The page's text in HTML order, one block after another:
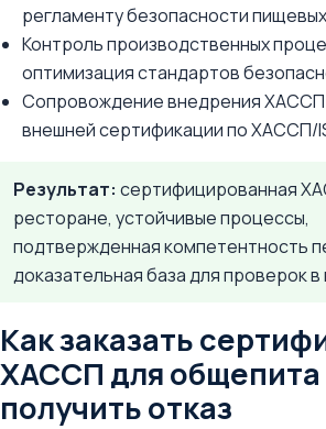
регламенту безопасности
Контроль производственных
оптимизация стандартов
Сопровождение внедрения ХАССП
внешней сертификации по ХАССП/
Результат: сертифицированная
ресторане, устойчивые процессы,
подтвержденная компетентность
доказательная база для проверок в
Как заказать
ХАССП для общепита
получить отказ